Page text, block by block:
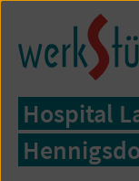
Zum
Seiteninhalt
springen
Hospital